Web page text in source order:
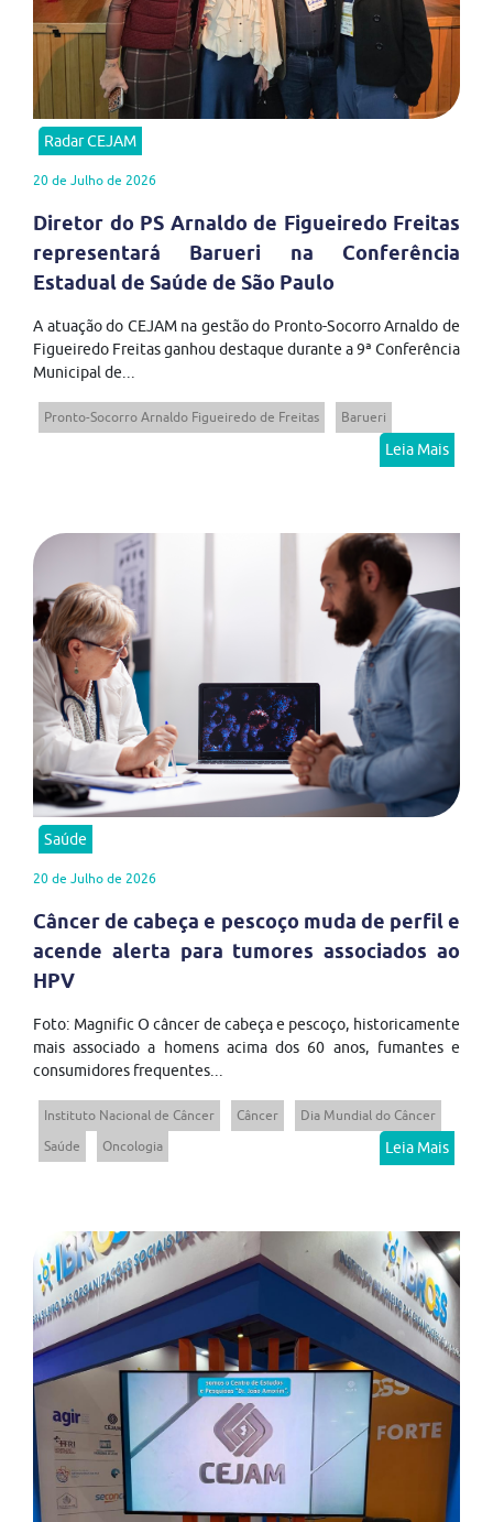
Radar CEJAM
20 de Julho de 2026
Diretor do PS Arnaldo de Figueiredo Freitas
representará Barueri na Conferência
Estadual de Saúde de São Paulo
A atuação do CEJAM na gestão do Pronto-Socorro Arnaldo de
Figueiredo Freitas ganhou destaque durante a 9ª Conferência
Municipal de...
Pronto-Socorro Arnaldo Figueiredo de Freitas Barueri
Leia Mais
Saúde
20 de Julho de 2026
Câncer de cabeça e pescoço muda de perfil e
acende alerta para tumores associados ao
HPV
Foto: Magnific O câncer de cabeça e pescoço, historicamente
mais associado a homens acima dos 60 anos, fumantes e
consumidores frequentes...
Instituto Nacional de Câncer Câncer
Dia Mundial do Câncer
Saúde
Oncologia Leia Mais